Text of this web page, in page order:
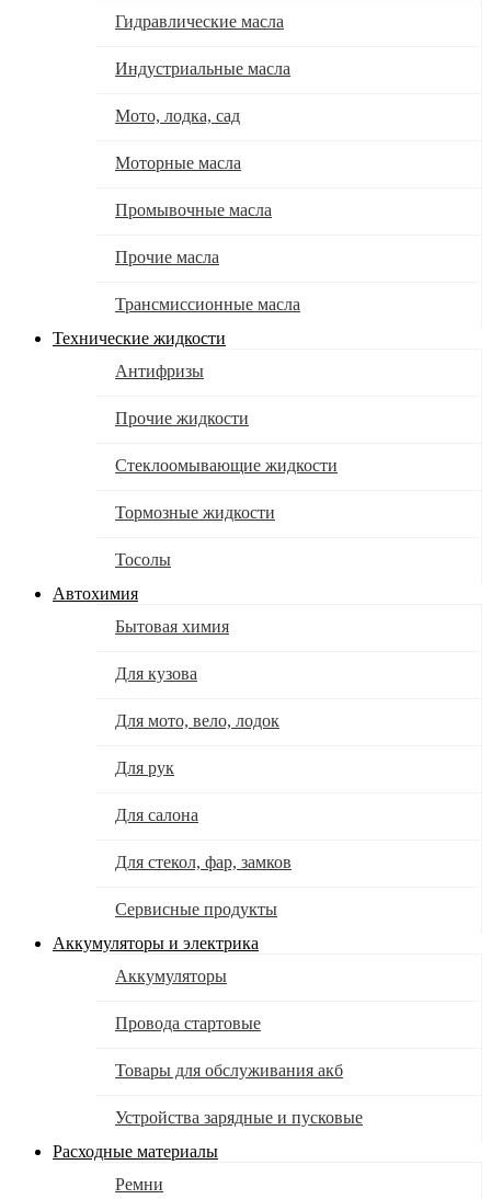
Гидравлические масла
Индустриальные масла
Мото, лодка, сад
Моторные масла
Промывочные масла
Прочие масла
Трансмиссионные масла
Технические жидкости
Антифризы
Прочие жидкости
Стеклоомывающие жидкости
Тормозные жидкости
Тосолы
Автохимия
Бытовая химия
Для кузова
Для мото, вело, лодок
Для рук
Для салона
Для стекол, фар, замков
Сервисные продукты
Аккумуляторы и электрика
Аккумуляторы
Провода стартовые
Товары для обслуживания акб
Устройства зарядные и пусковые
Расходные материалы
Ремни